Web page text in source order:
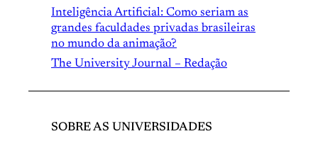
Inteligência Artificial: Como seriam as
grandes faculdades privadas brasileiras
no mundo da animação?
The University Journal – Redação
SOBRE AS UNIVERSIDADES